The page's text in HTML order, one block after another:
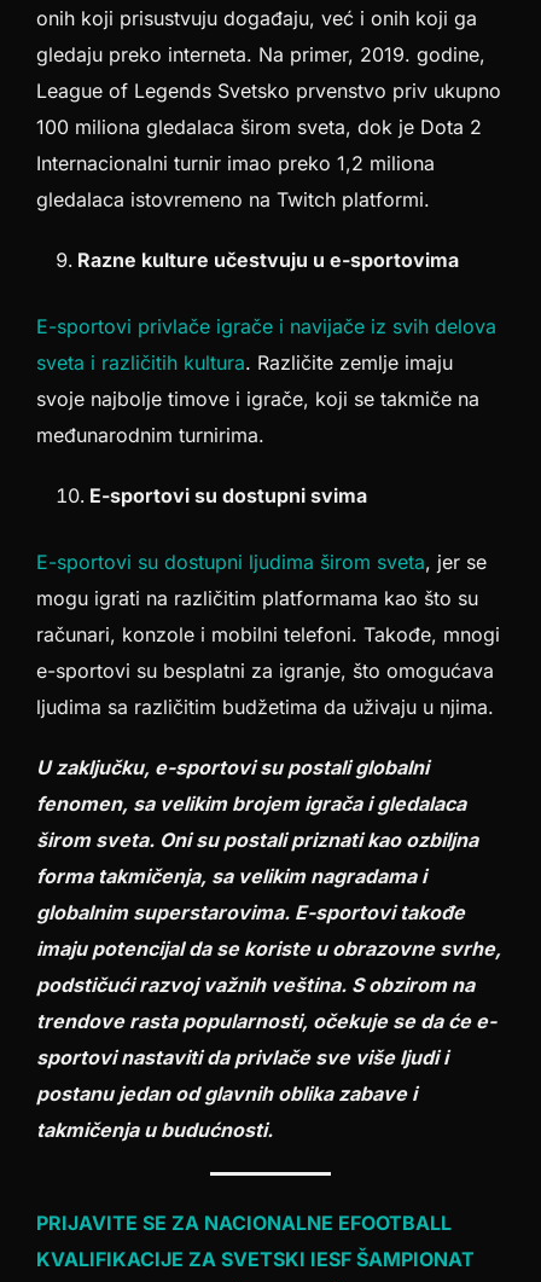
onih koji prisustvuju događaju, već i onih koji ga
gledaju preko interneta. Na primer, 2019. godine,
League of Legends Svetsko prvenstvo priv ukupno
100 miliona gledalaca širom sveta, dok je Dota 2
Internacionalni turnir imao preko 1,2 miliona
gledalaca istovremeno na Twitch platformi.
Razne kulture učestvuju u e-sportovima
E-sportovi privlače igrače i navijače iz svih delova
sveta i različitih kultura. Različite zemlje imaju
svoje najbolje timove i igrače, koji se takmiče na
međunarodnim turnirima.
E-sportovi su dostupni svima
E-sportovi su dostupni ljudima širom sveta, jer se
mogu igrati na različitim platformama kao što su
računari, konzole i mobilni telefoni. Takođe, mnogi
e-sportovi su besplatni za igranje, što omogućava
ljudima sa različitim budžetima da uživaju u njima.
U zaključku, e-sportovi su postali globalni
fenomen, sa velikim brojem igrača i gledalaca
širom sveta. Oni su postali priznati kao ozbiljna
forma takmičenja, sa velikim nagradama i
globalnim superstarovima. E-sportovi takođe
imaju potencijal da se koriste u obrazovne svrhe,
podstičući razvoj važnih veština. S obzirom na
trendove rasta popularnosti, očekuje se da će e-
sportovi nastaviti da privlače sve više ljudi i
postanu jedan od glavnih oblika zabave i
takmičenja u budućnosti.
PRIJAVITE SE ZA NACIONALNE EFOOTBALL
KVALIFIKACIJE ZA SVETSKI IESF ŠAMPIONAT